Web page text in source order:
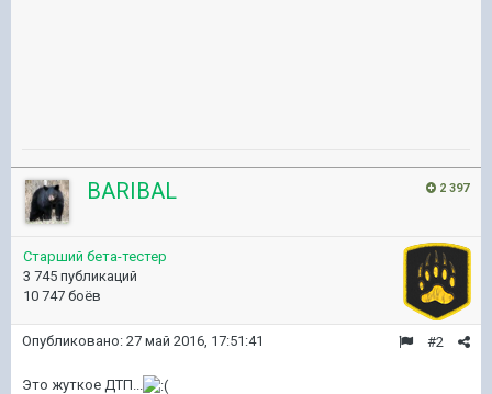
2 397
BARIBAL
Старший бета-тестер
3 745 публикаций
10 747 боёв
#2
Опубликовано: 27 май 2016, 17:51:41
Это жуткое ДТП...